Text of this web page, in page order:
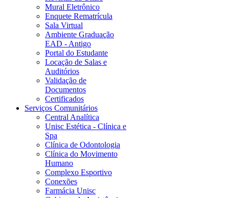
Mural Eletrônico
Enquete Rematrícula
Sala Virtual
Ambiente Graduação
EAD - Antigo
Portal do Estudante
Locação de Salas e
Auditórios
Validação de
Documentos
Certificados
Serviços Comunitários
Central Analítica
Unisc Estética - Clínica e
Spa
Clínica de Odontologia
Clínica do Movimento
Humano
Complexo Esportivo
Conexões
Farmácia Unisc